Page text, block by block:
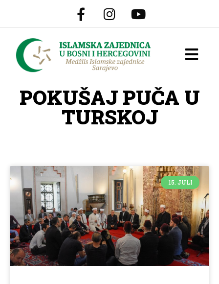
POKUŠAJ PUČA U
TURSKOJ
15. JULI